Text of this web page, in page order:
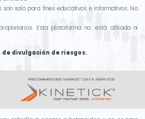
solo para fines educativos e informativos. No
Esta plataforma no está afiliada ni
divulgación de riesgos.